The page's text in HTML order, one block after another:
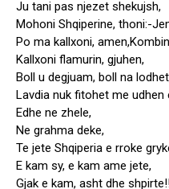
Ju tani pas njezet shekujsh,
Mohoni Shqiperine, thoni:-
Po ma kallxoni,
Kallxoni flamurin, gjuhen,
Boll u degjuam, boll na
Lavdia nuk fitohet me udhen
Edhe ne zhele,
Ne grahma deke,
Te jete Shqiperia e rroke
E kam sy, e kam ame jete,
Gjak e kam, asht dhe